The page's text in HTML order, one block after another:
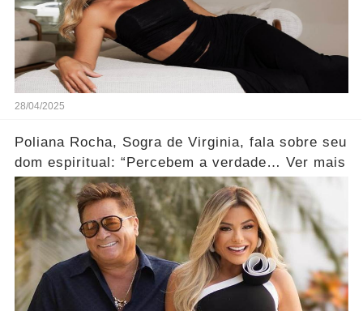
28/04/2025
Poliana Rocha, Sogra de Virginia, fala sobre seu
dom espiritual: “Percebem a verdade… Ver mais